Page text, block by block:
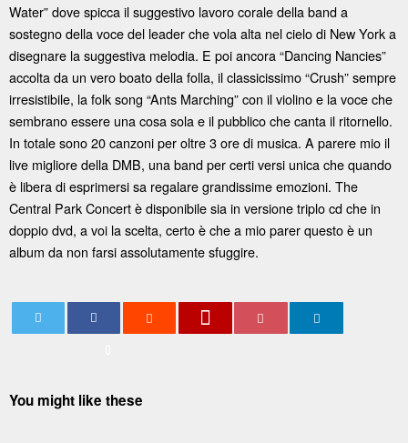
Water” dove spicca il suggestivo lavoro corale della band a
sostegno della voce del leader che vola alta nel cielo di New York a
disegnare la suggestiva melodia. E poi ancora “Dancing Nancies”
accolta da un vero boato della folla, il classicissimo “Crush” sempre
irresistibile, la folk song “Ants Marching” con il violino e la voce che
sembrano essere una cosa sola e il pubblico che canta il ritornello.
In totale sono 20 canzoni per oltre 3 ore di musica. A parere mio il
live migliore della DMB, una band per certi versi unica che quando
è libera di esprimersi sa regalare grandissime emozioni. The
Central Park Concert è disponibile sia in versione triplo cd che in
doppio dvd, a voi la scelta, certo è che a mio parer questo è un
album da non farsi assolutamente sfuggire.
You might like these